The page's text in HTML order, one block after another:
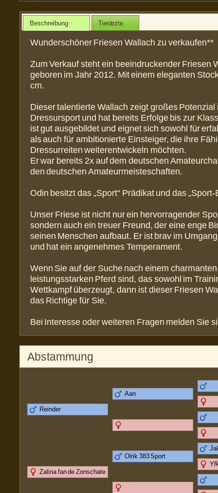
Beschreibung Tierärzte
Wunderschöner Friesen Wallach zu verkaufen**
Zum Verkauf steht ein beeindruckender Friesen
geboren im Jahr 2012. Mit einem eleganten
cm.
Dieser talentierte Wallach zeigt großes Potenzial
Dressursport und hat bereits Erfolge bis zur
ist gut ausgebildet und eignet sich sowohl für
als auch für ambitionierte Einsteiger, die ihre
Dressurreiten weiterentwickeln möchten.
Er war bereits 2x auf dem deutschen
den deutschen Amateurmeisteschaften.
Odin besitzt das „Sport“ Prädikat und das
Unser Friese ist nicht nur ein hervorragender
sondern auch ein treuer Freund, der eine enge
seinen Menschen aufbaut. Er ist brav im
und hat ein angenehmes Temperament.
Wenn Sie auf der Suche nach einem
leistungsstarken Pferd sind, das sowohl im
Wettkampf überzeugt, dann ist dieser Friesen
das Richtige für Sie.
Bei Interesse oder weiteren Fragen melden Sie
Abstammung
Reinder
Aan
Zalina fan de Zonschate
Olrik 383 Sport